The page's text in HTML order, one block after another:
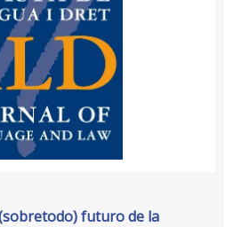
futuro de la